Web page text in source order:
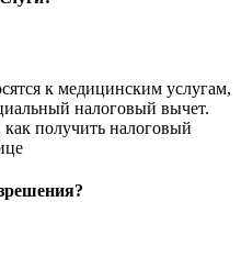
к медицинским услугам,
налоговый вычет.
получить налоговый